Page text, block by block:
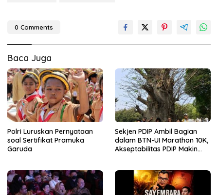
0 Comments
Baca Juga
Polri Luruskan Pernyataan
soal Sertifikat Pramuka
Garuda
Sekjen PDIP Ambil Bagian
dalam BTN-UI Marathon 10K,
Akseptabilitas PDIP Makin